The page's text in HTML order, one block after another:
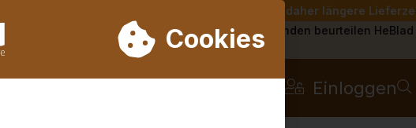
31 bis Woche 33 nicht. Bitte berücksichtigen Sie daher längere
Cookies
Produkten verkauft
Kunden beurteilen
Einloggen